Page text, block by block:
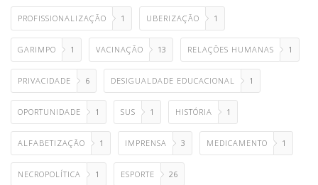
PROFISSIONALIZAÇÃO 1 UBERIZAÇÃO 1
GARIMPO 1 VACINAÇÃO 13 RELAÇÕES HUMANAS 1
PRIVACIDADE 6 DESIGUALDADE EDUCACIONAL 1
OPORTUNIDADE 1 SUS 1 HISTÓRIA 1
ALFABETIZAÇÃO 1 IMPRENSA 3 MEDICAMENTO 1
NECROPOLÍTICA 1 ESPORTE 26